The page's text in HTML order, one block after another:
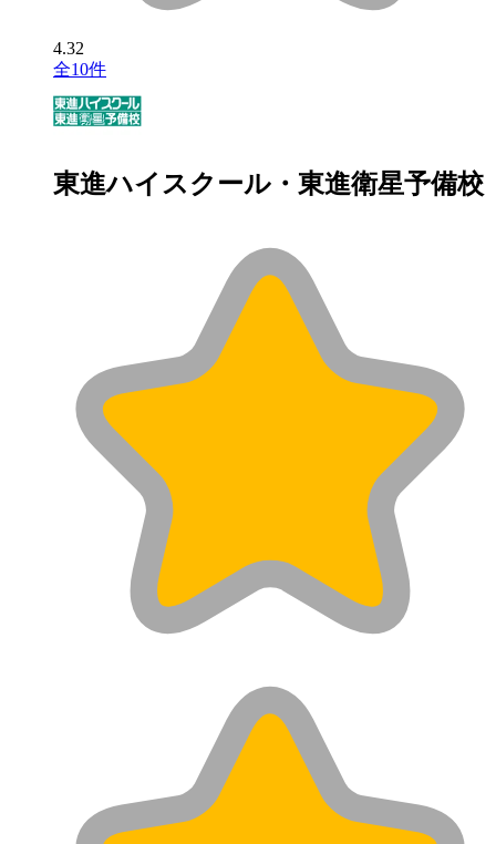
4.32
全10件
東進ハイスクール・東進衛星予備校